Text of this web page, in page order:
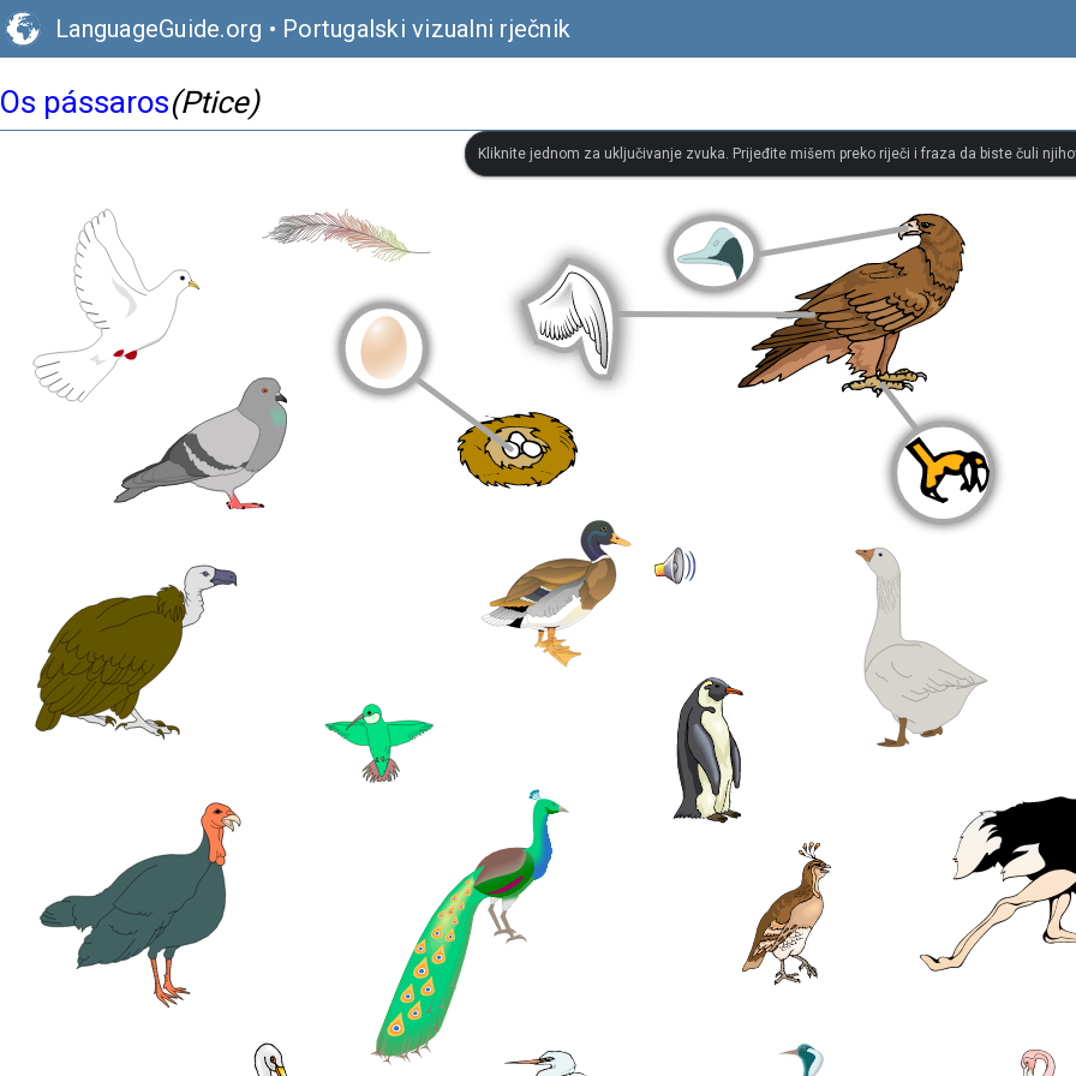
LanguageGuide.org • Portugalski vizualni rječnik
Os pássaros(Ptice)
Kliknite jednom za uključivanje zvuka. Prijeđite mišem preko riječi i fraza da biste čuli